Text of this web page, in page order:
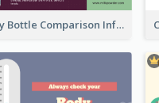
Baby Bottle Comparison Information